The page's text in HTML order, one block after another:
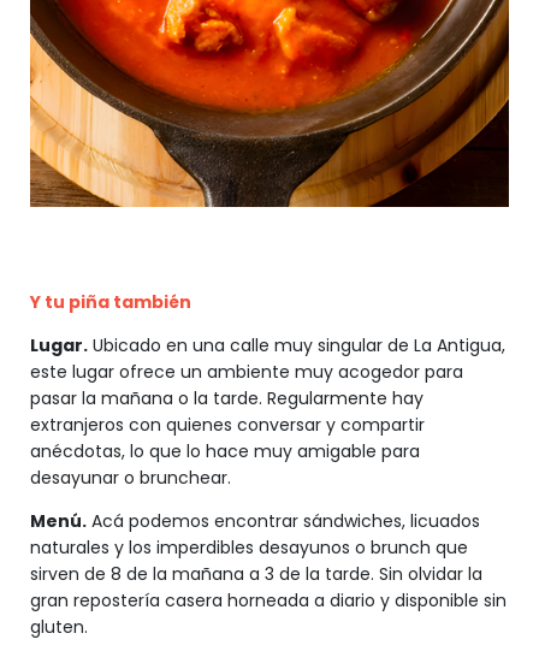
Y tu piña también
Lugar. Ubicado en una calle muy singular de La Antigua,
este lugar ofrece un ambiente muy acogedor para
pasar la mañana o la tarde. Regularmente hay
extranjeros con quienes conversar y compartir
anécdotas, lo que lo hace muy amigable para
desayunar o brunchear.
Menú. Acá podemos encontrar sándwiches, licuados
naturales y los imperdibles desayunos o brunch que
sirven de 8 de la mañana a 3 de la tarde. Sin olvidar la
gran repostería casera horneada a diario y disponible sin
gluten.